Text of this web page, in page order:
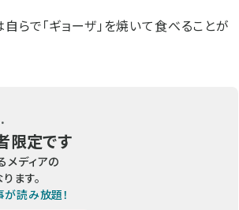
らで「ギョーザ」を焼いて食べることが
限定です
メディアの
ます。
が読み放題！